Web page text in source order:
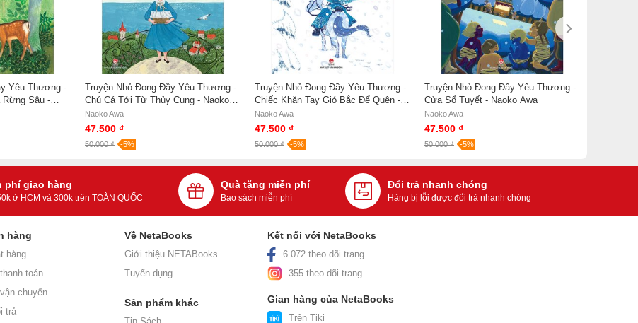
Yêu Thương -
Sâu -
Truyện Nhỏ Đong Đầy Yêu Thương -
Chú Cá Tới Từ Thủy Cung - Naoko
Awa
Naoko Awa
47.500 ₫
50.000 ₫ -5%
Truyện Nhỏ Đong Đầy Yêu Thương -
Chiếc Khăn Tay Gió Bắc Để Quên -
Naoko Awa
Naoko Awa
47.500 ₫
50.000 ₫ -5%
Truyện Nhỏ Đong Đầy Yêu Thương -
Cửa Sổ Tuyết - Naoko Awa
Naoko Awa
47.500 ₫
50.000 ₫ -5%
phí giao hàng
ở HCM và 300k trên TOÀN QUỐC
Quà tặng miễn phí
Bao sách miễn phí
Đổi trả nhanh chóng
Hàng bị lỗi được đổi trả nhanh chóng
hàng
hàng
toán
chuyển
trả
Về NetaBooks
Giới thiệu NETABooks
Tuyển dụng
Sản phẩm khác
Kết nối với NetaBooks
6.072 theo dõi trang
355 theo dõi trang
Gian hàng của NetaBooks
Trên Tiki